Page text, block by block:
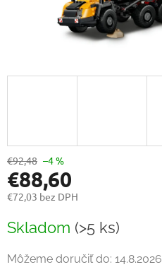
€92,48 –4 %
€88,60
€72,03 bez DPH
cena:
Skladom (>5 ks)
Môžeme doručiť do: 14.8.2026